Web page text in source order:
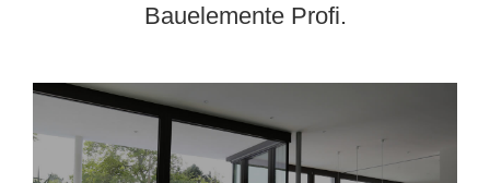
Bauelemente Profi.